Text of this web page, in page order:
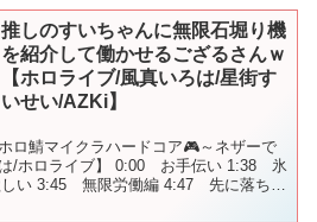
推しのすいちゃんに無限石堀り機
を紹介して働かせるござるさんｗ
【ホロライブ/風真いろは/星街す
いせい/AZKi】
鯖マイクラハードコア🎮～ネザーで
/ホロライブ】 0:00 お手伝い 1:38 氷
い 3:45 無限労働編 4:47 先に落ちる